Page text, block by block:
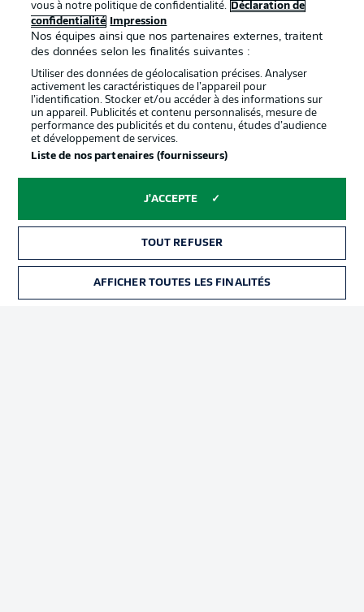
services
Mentions Légales Gérer mes préférences
Diffuseurs
Travaux Contact
vous à notre politique de confidentialité.
Déclaration de
confidentialité
Impression
Nos équipes ainsi que nos partenaires externes, traitent
des données selon les finalités suivantes :
Utiliser des données de géolocalisation précises. Analyser
activement les caractéristiques de l’appareil pour
l’identification. Stocker et/ou accéder à des informations sur
un appareil. Publicités et contenu personnalisés, mesure de
performance des publicités et du contenu, études d’audience
et développement de services.
Liste de nos partenaires (fournisseurs)
J'ACCEPTE
TOUT REFUSER
AFFICHER TOUTES LES FINALITÉS